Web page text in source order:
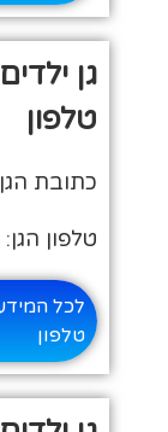
גן
טלפון
כתובת
טלפון הגן: 04-6916944
לכל המידע
טלפון